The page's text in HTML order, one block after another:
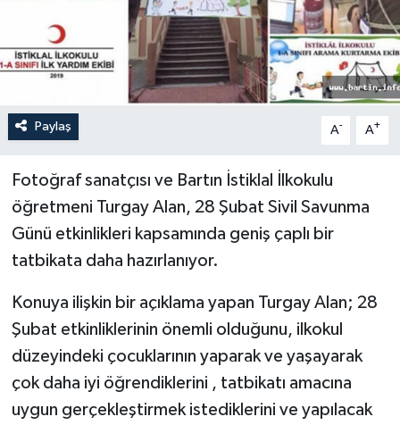
Paylaş A- A+
Fotoğraf sanatçısı ve Bartın İstiklal İlkokulu
öğretmeni Turgay Alan, 28 Şubat Sivil Savunma
Günü etkinlikleri kapsamında geniş çaplı bir
tatbikata daha hazırlanıyor.
Konuya ilişkin bir açıklama yapan Turgay Alan; 28
Şubat etkinliklerinin önemli olduğunu, ilkokul
düzeyindeki çocuklarının yaparak ve yaşayarak
çok daha iyi öğrendiklerini , tatbikatı amacına
uygun gerçekleştirmek istediklerini ve yapılacak
Tarım
Turizm
Yaşam
DÜNYA
YEREL